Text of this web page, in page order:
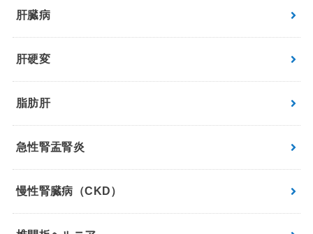
肝臓病
肝硬変
脂肪肝
急性腎盂腎炎
慢性腎臓病（CKD）